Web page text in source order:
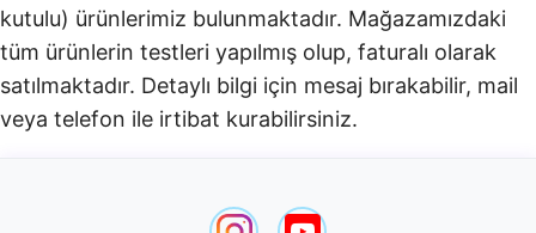
kutulu) ürünlerimiz bulunmaktadır.​ Mağazamızdaki
tüm ürünlerin testleri yapılmış olup, faturalı olarak
satılmaktadır. Detaylı bilgi için mesaj bırakabilir, mail
veya telefon ile irtibat kurabilirsiniz.